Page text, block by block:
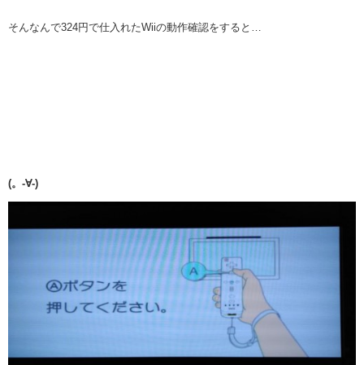
そんなんで324円で仕入れたWiiの動作確認をすると…
(。-∀-)